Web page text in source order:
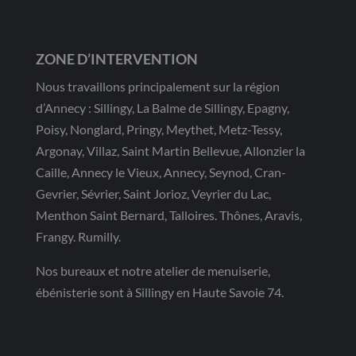
ZONE D’INTERVENTION
Nous travaillons principalement sur la région
d’Annecy : Sillingy, La Balme de Sillingy, Epagny,
Poisy, Nonglard, Pringy, Meythet, Metz-Tessy,
Argonay, Villaz, Saint Martin Bellevue, Allonzier la
Caille, Annecy le Vieux, Annecy, Seynod, Cran-
Gevrier, Sévrier, Saint Jorioz, Veyrier du Lac,
Menthon Saint Bernard, Talloires. Thônes, Aravis,
Frangy. Rumilly.
Nos bureaux et notre atelier de menuiserie,
ébénisterie sont à Sillingy en Haute Savoie 74.